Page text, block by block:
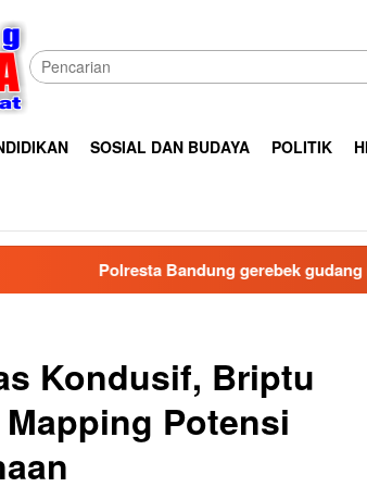
SOSIAL DAN BUDAYA POLITIK
Bandung gerebek gudang miras di
Kondusif, Briptu
Potensi